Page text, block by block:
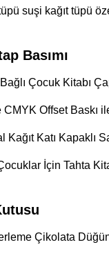
tüpü suşi kağıt
Basımı
Çocuk Kitabı
CMYK Offset Baskı
Katı Kapaklı
İçin Tahta
Çikolata